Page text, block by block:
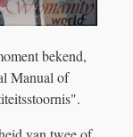
bekend,
Manual of